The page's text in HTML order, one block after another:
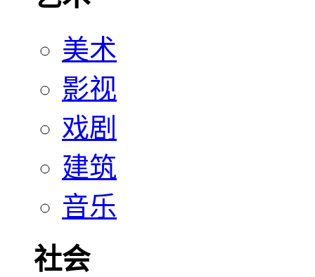
美术
影视
戏剧
建筑
音乐
社会